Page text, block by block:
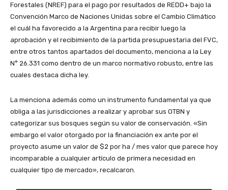
Forestales (NREF) para el pago por resultados de REDD+ bajo la
Convención Marco de Naciones Unidas sobre el Cambio Climático
el cuál ha favorecido a la Argentina para recibir luego la
aprobación y el recibimiento de la partida presupuestaria del FVC,
entre otros tantos apartados del documento, menciona a la Ley
N° 26.331 como dentro de un marco normativo robusto, entre las
cuales destaca dicha ley.
La menciona además como un instrumento fundamental ya que
obliga a las jurisdicciones a realizar y aprobar sus OTBN y
categorizar sus bosques según su valor de conservación. «Sin
embargo el valor otorgado por la financiación ex ante por el
proyecto asume un valor de $2 por ha / mes valor que parece hoy
incomparable a cualquier artículo de primera necesidad en
cualquier tipo de mercado», recalcaron.